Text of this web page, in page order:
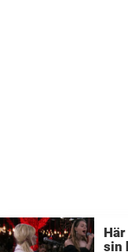
sin